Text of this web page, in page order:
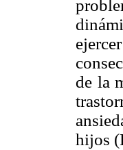
de la
hijos